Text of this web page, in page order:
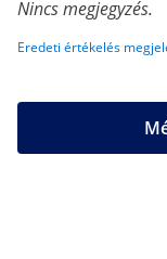
Nincs megjegyzés.
Eredeti értékelés